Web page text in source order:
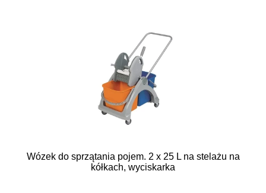
Wózek do sprzątania pojem. 2 x 25 L na stelażu na
kółkach, wyciskarka